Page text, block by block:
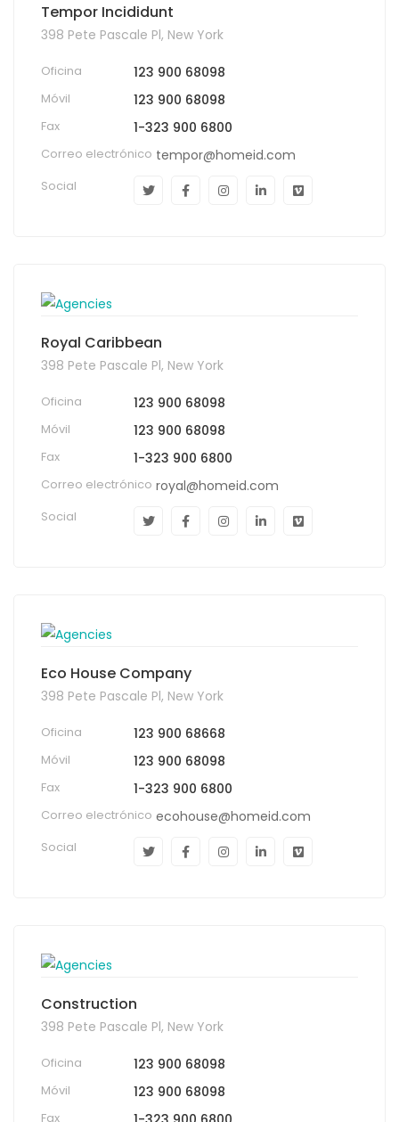
Tempor Incididunt
398 Pete Pascale Pl, New York
Oficina 123 900 68098
Móvil 123 900 68098
Fax 1-323 900 6800
Correo electrónico tempor@homeid.com
Social
Royal Caribbean
398 Pete Pascale Pl, New York
Oficina 123 900 68098
Móvil 123 900 68098
Fax 1-323 900 6800
Correo electrónico royal@homeid.com
Social
Eco House Company
398 Pete Pascale Pl, New York
Oficina 123 900 68668
Móvil 123 900 68098
Fax 1-323 900 6800
Correo electrónico ecohouse@homeid.com
Social
Construction
398 Pete Pascale Pl, New York
Oficina 123 900 68098
Móvil 123 900 68098
Fax